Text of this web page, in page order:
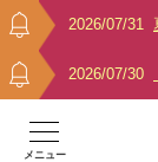
2026/07/31
2026/07/30
メニュー